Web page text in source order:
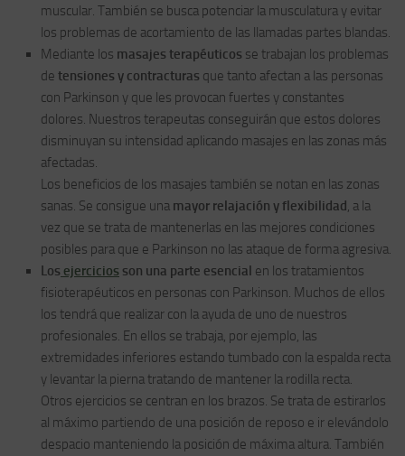
muscular. También se busca potenciar la musculatura y evitar
los problemas de acortamiento de las llamadas partes blandas.
Mediante los masajes terapéuticos se trabajan los problemas
de tensiones y contracturas que tanto afectan a las personas
con Parkinson y que les provocan fuertes y constantes
dolores. Nuestros terapeutas conseguirán que estos dolores
disminuyan su intensidad aplicando masajes en las zonas más
afectadas.
Los beneficios de los masajes también se notan en las zonas
sanas. Se consigue una mayor relajación y flexibilidad, a la
vez que se trata de mantenerlas en las mejores condiciones
posibles para que e Parkinson no las ataque de forma agresiva.
Los ejercicios son una parte esencial en los tratamientos
fisioterapéuticos en personas con Parkinson. Muchos de ellos
los tendrá que realizar con la ayuda de uno de nuestros
profesionales. En ellos se trabaja, por ejemplo, las
extremidades inferiores estando tumbado con la espalda recta
y levantar la pierna tratando de mantener la rodilla recta.
Otros ejercicios se centran en los brazos. Se trata de estirarlos
al máximo partiendo de una posición de reposo e ir elevándolo
despacio manteniendo la posición de máxima altura. También